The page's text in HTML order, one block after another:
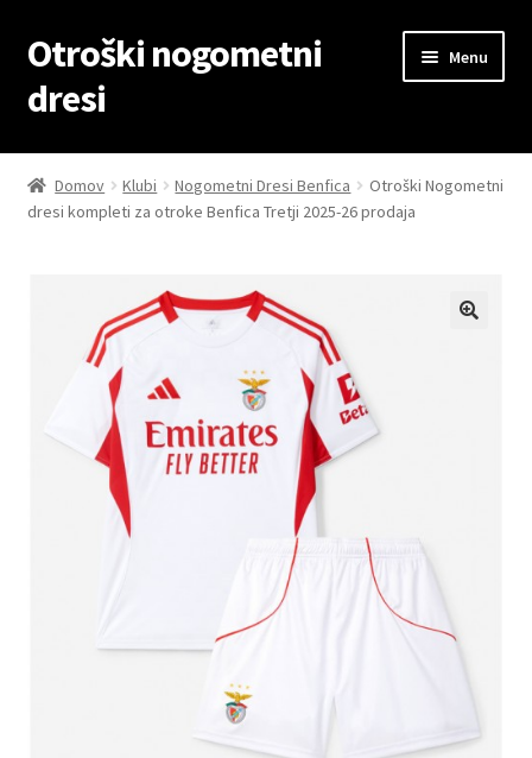
Skip
to
navigation
Skip
to
content
Otroški nogometni
dresi
Menu
Domov
Blog
Košarica
Trgovina
Zaključek nakupa
Domov Klubi Nogometni Dresi Benfica
Otroški Nogometni
dresi kompleti za otroke Benfica Tretji 2025-26 prodaja